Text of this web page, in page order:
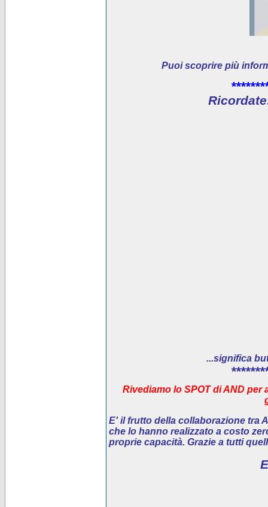
Puoi scoprire più
...significa
Rivediamo lo SPOT di AND
E' ilfrutto della collaborazione tra
che lo hanno realizzato a costo
proprie capacità. Grazie a tutti